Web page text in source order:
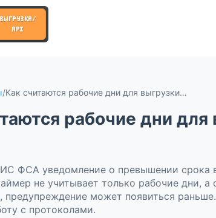
ВЫГРУЗКА/
API
/ Как считаются рабочие дни для выгрузки протоколов в системе ФГИС ФСА?
рабочие дни
ФСА уведомление о превышении срока
не учитывает только рабочие дни,
предупреждение может появиться
с протоколами.